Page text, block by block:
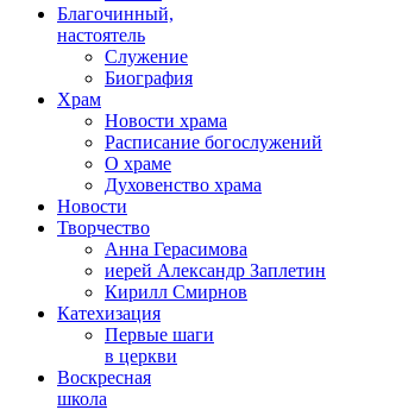
Благочинный,
настоятель
Служение
Биография
Храм
Новости храма
Расписание богослужений
О храме
Духовенство храма
Новости
Творчество
Анна Герасимова
иерей Александр Заплетин
Кирилл Смирнов
Катехизация
Первые шаги
в церкви
Воскресная
школа